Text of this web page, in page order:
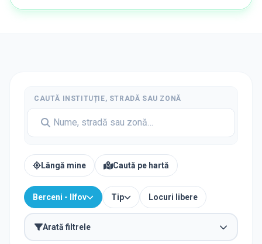
CAUTĂ INSTITUȚIE, STRADĂ SAU ZONĂ
Lângă mine Caută pe hartă
Berceni - Ilfov Tip Locuri libere
Arată filtrele